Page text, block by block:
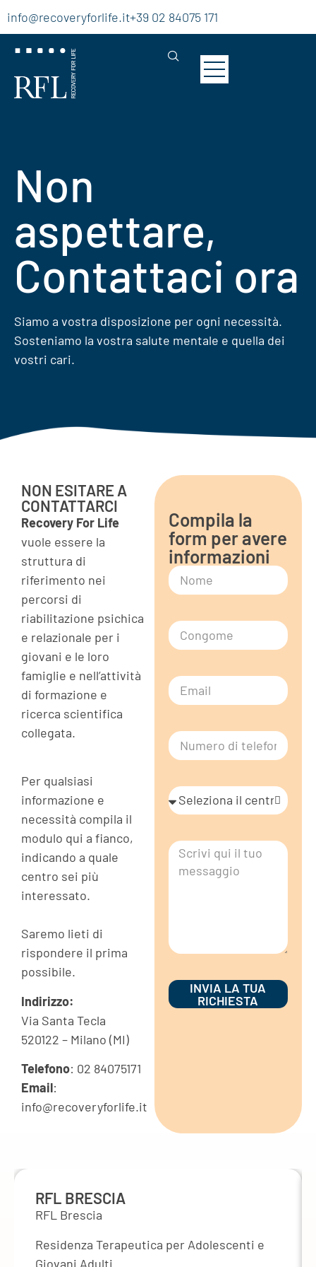
info@recoveryforlife.it+39 02 84075 171
Non
aspettare,
Contattaci ora
Siamo a vostra disposizione per ogni necessità.
Sosteniamo la vostra salute mentale e quella dei
vostri cari.
NON ESITARE A
CONTATTARCI
Recovery For Life
vuole essere la
struttura di
riferimento nei
percorsi di
riabilitazione psichica
e relazionale per i
giovani e le loro
famiglie e nell’attività
di formazione e
ricerca scientifica
collegata.
Per qualsiasi
informazione e
necessità compila il
modulo qui a fianco,
indicando a quale
centro sei più
interessato.
Saremo lieti di
rispondere il prima
possibile.
Indirizzo:
Via Santa Tecla
520122 – Milano (MI)
Telefono: 02 84075171
Email:
info@recoveryforlife.it
Compila la
form per avere
informazioni
INVIA LA TUA
RICHIESTA
RFL BRESCIA
RFL Brescia
Residenza Terapeutica per Adolescenti e
Giovani Adulti